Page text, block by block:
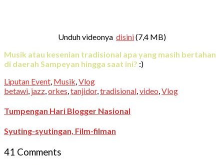
Unduh videonya disini(7,4 MB)
Musik atau kesenian tradisional apa yang masih bertahan
di daerah Sampeyan hingga saat ini? :)
Liputan Event, Musik,Vlog
betawi, jazz,orkes,tanjidor,tradisional,video,Vlog
Tumpengan Hari Blogger Nasional
Syuting-syutingan, Film-filman
41 Comments